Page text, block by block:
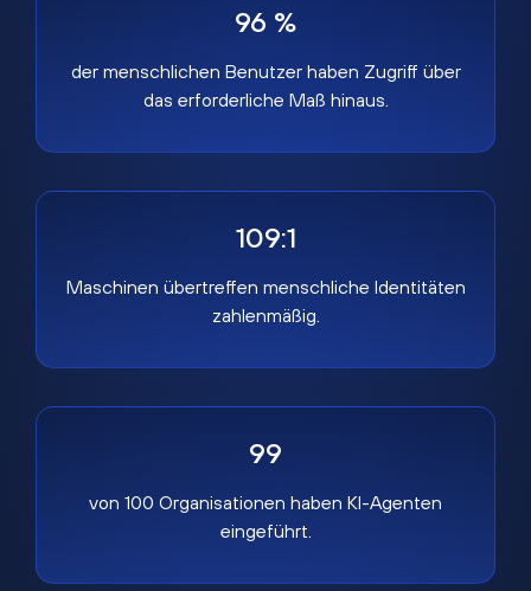
96 %
der menschlichen Benutzer haben Zugriff über
das erforderliche Maß hinaus.
109:1
Maschinen übertreffen menschliche Identitäten
zahlenmäßig.
99
von 100 Organisationen haben KI-Agenten
eingeführt.